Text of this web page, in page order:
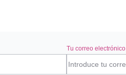
Tu correo electrónico